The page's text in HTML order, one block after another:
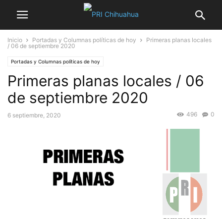
Inicio Portadas y Columnas políticas de hoy
Primeras planas locales
/ 06 de septiembre 2020
Portadas y Columnas políticas de hoy
Primeras planas locales / 06
de septiembre 2020
6 septiembre, 2020 0
496